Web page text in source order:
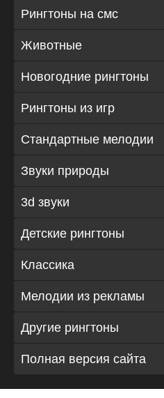
Рингтоны на смс
Животные
Новогодние рингтоны
Рингтоны из игр
Стандартные мелодии
Звуки природы
3d звуки
Детские рингтоны
Классика
Мелодии из рекламы
Другие рингтоны
Полная версия сайта